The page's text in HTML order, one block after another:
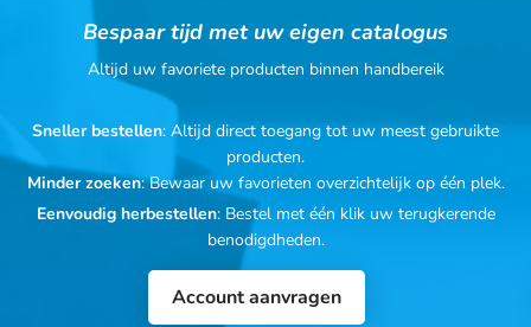
Bespaar tijd met uw eigen catalogus
Altijd uw favoriete producten binnen handbereik
Sneller bestellen: Altijd direct toegang tot uw meest gebruikte
producten.
Minder zoeken: Bewaar uw favorieten overzichtelijk op één plek.
Eenvoudig herbestellen: Bestel met één klik uw terugkerende
benodigdheden.
Account aanvragen